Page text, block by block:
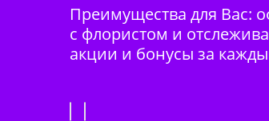
Преимущества для Вас:
с флористом и
акции и бонусы за